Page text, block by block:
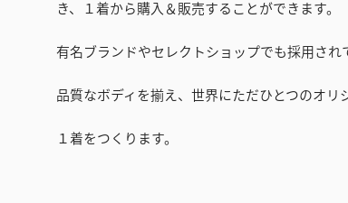
き、１着から購入＆販売することができます。
有名ブランドやセレクトショップでも採用され
品質なボディを揃え、世界にただひとつのオリ
１着をつくります。